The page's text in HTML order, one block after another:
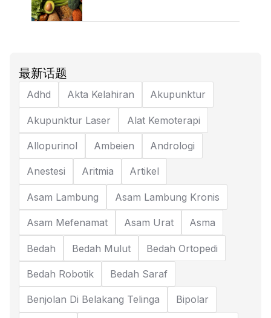
最新话题
Adhd Akta Kelahiran Akupunktur
Akupunktur Laser Alat Kemoterapi
Allopurinol Ambeien Andrologi
Anestesi Aritmia Artikel
Asam Lambung Asam Lambung Kronis
Asam Mefenamat Asam Urat Asma
Bedah Bedah Mulut Bedah Ortopedi
Bedah Robotik Bedah Saraf
Benjolan Di Belakang Telinga Bipolar